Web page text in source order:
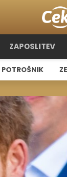
ZAPOSLITEV
POTROŠNIK